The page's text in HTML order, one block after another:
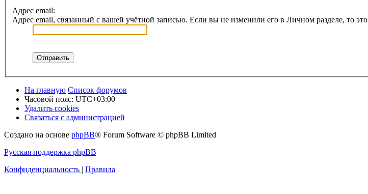
Адрес email:
Адрес email, связанный с вашей учётной записью. Если вы не изменили его в Личном разделе, то
На главную Список форумов
Часовой пояс: UTC+03:00
Удалить cookies
Связаться с администрацией
Создано на основе phpBB® Forum Software © phpBB Limited
Русская поддержка phpBB
Конфиденциальность | Правила